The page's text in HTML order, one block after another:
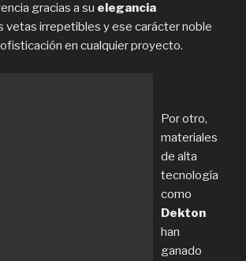
gracias a su elegancia
vetas irrepetibles y ese carácter noble
en cualquier proyecto.
Por otro,
materiales
de alta
tecnología
como
Dekton
han
ganado